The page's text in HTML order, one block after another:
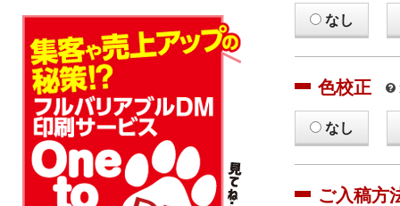
なし
色校正
なし
ご入稿方